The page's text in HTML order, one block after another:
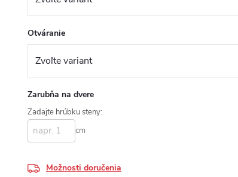
Otváranie
Zarubňa na dvere
Zadajte hrúbku steny:
cm
Možnosti doručenia